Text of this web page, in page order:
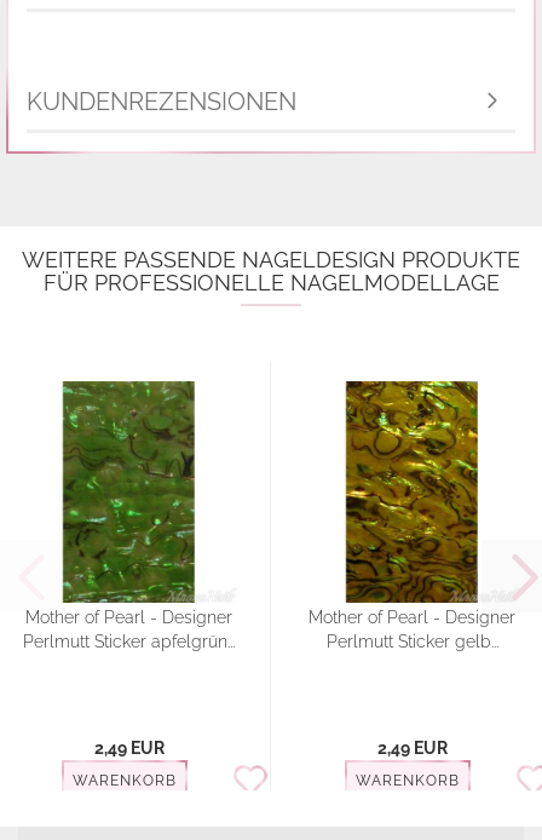
KUNDENREZENSIONEN
WEITERE PASSENDE NAGELDESIGN PRODUKTE
FÜR PROFESSIONELLE NAGELMODELLAGE
Mother of Pearl - Designer
Perlmutt Sticker apfelgrün...
2,49 EUR
WARENKORB
Mother of Pearl - Designer
Perlmutt Sticker gelb...
2,49 EUR
WARENKORB